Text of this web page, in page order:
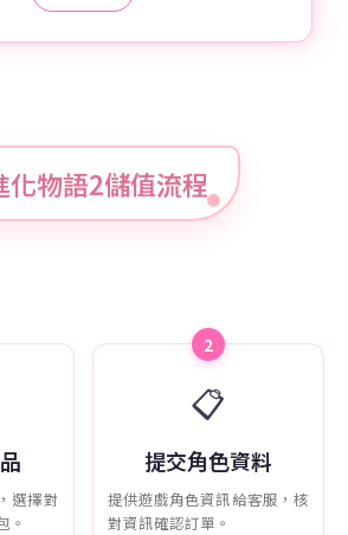
化物語2儲值流程
選擇對
。
2
📋
提交角色資料
提供遊戲角色資訊給客服，核
對資訊確認訂單。